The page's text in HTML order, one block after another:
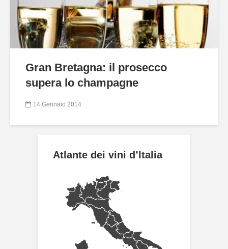
Gran Bretagna: il prosecco
supera lo champagne
14 Gennaio 2014
Atlante dei vini d’Italia